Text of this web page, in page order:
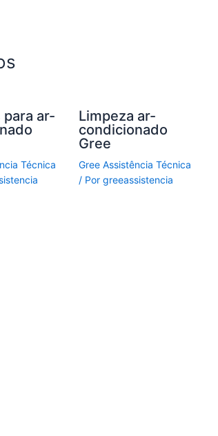
ar-
Técnica
Limpeza ar-
condicionado
Gree
Gree Assistência Técnica
/ Por greeassistencia